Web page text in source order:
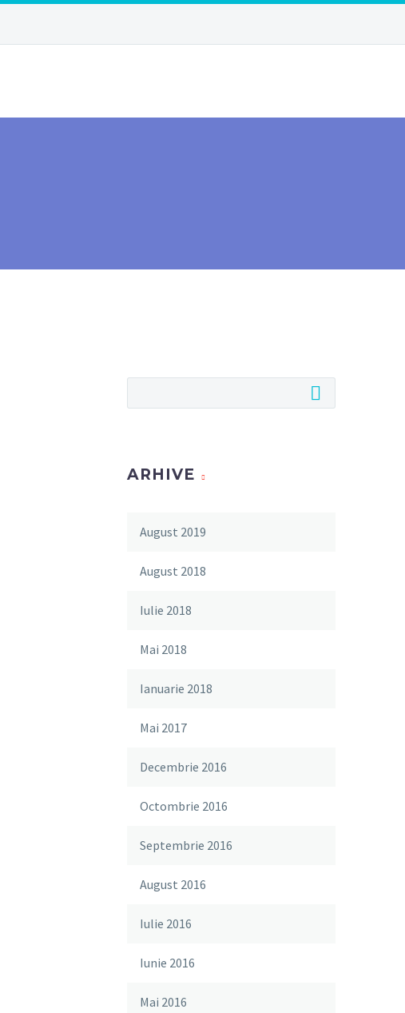
ARHIVE
August 2019
August 2018
Iulie 2018
Mai 2018
Ianuarie 2018
Mai 2017
Decembrie 2016
Octombrie 2016
Septembrie 2016
August 2016
Iulie 2016
Iunie 2016
Mai 2016